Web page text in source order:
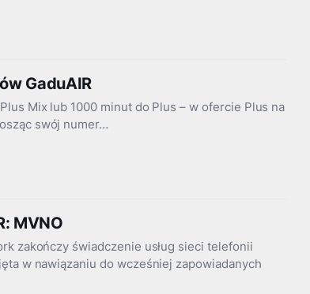
GaduAIR
Mix lub 1000 minut do Plus – w ofercie Plus na
swój numer…
MVNO
zakończy świadczenie usług sieci telefonii
w nawiązaniu do wcześniej zapowiadanych